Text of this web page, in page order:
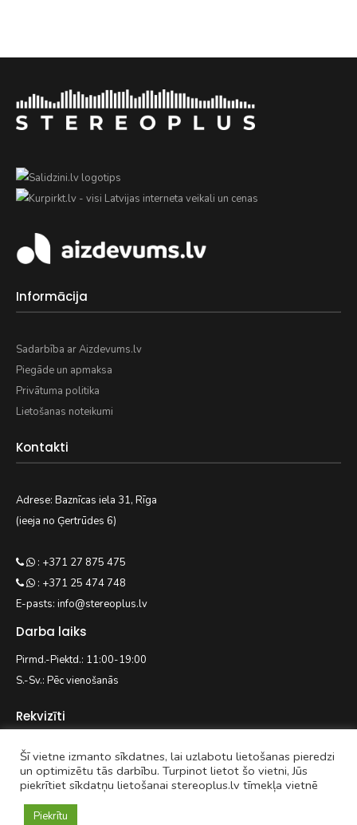
Informācija
Sadarbība ar Aizdevums.lv
Piegāde un apmaksa
Privātuma politika
Lietošanas noteikumi
Kontakti
Adrese: Baznīcas iela 31, Rīga
(ieeja no Ģertrūdes 6)
: +371 27 875 475
: +371 25 474 748
E-pasts: info@stereoplus.lv
Darba laiks
Pirmd.-Piektd.: 11:00-19:00
S.-Sv.: Pēc vienošanās
Rekvizīti
EASYWAY.LV SIA
Reģ. nr. 42103092938
Kaivas 31/3-71, Rīga, LV-1021
Šī vietne izmanto sīkdatnes, lai uzlabotu lietošanas pieredzi
un optimizētu tās darbību. Turpinot lietot šo vietni, Jūs
piekrītiet sīkdatņu lietošanai stereoplus.lv tīmekļa vietnē
Piekrītu